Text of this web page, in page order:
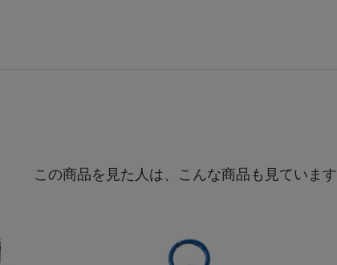
この商品を見た人は、こんな商品も見ています